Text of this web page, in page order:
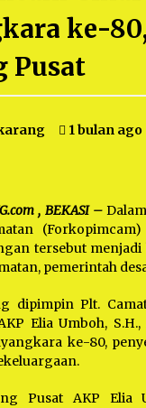
5 bulan ago
Sampah Bukit Berlian
Ucapan Terimakasih Ketua
Terkait Pengusiran
ke-
Pusat
1 bulan ago
, BEKASI –
tersebut
pemerintah
dipimpin Plt.
Elia Umboh,
ke-80,
Pusat AKP Elia